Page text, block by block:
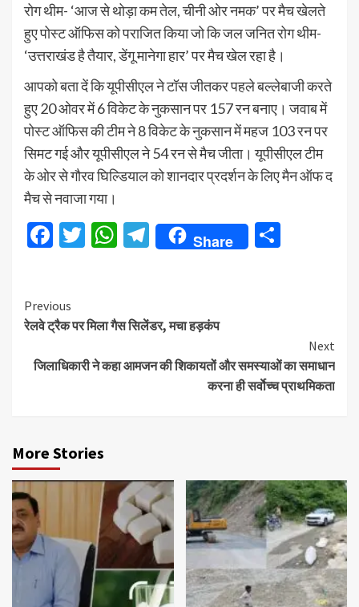
रोग थीम- ‘आज से थोड़ा कम तेल, चीनी ओर नमक’ पर मैच खेलते
हुए पोस्ट ऑफिस को पराजित किया जो कि जल जनित रोग थीम-
‘उत्तराखंड है तैयार, डेंगू मानेगा हार’ पर मैच खेल रहा है।
आपको बता दें कि यूपीसीएल ने टॉस जीतकर पहले बल्लेबाजी करते
हुए 20 ओवर में 6 विकेट के नुकसान पर 157 रन बनाए। जवाब में
पोस्ट ऑफिस की टीम ने 8 विकेट के नुकसान में महज 103 रन पर
सिमट गई और यूपीसीएल ने 54 रन से मैच जीता। यूपीसीएल टीम
के ओर से गौरव घिल्डियाल को शानदार प्रदर्शन के लिए मैन ऑफ द
मैच से नवाजा गया।
Facebook
TwitterWhatsApp
Telegram
Share
Continue
Reading
Previous
रेलवे ट्रैक पर मिला गैस सिलेंडर, मचा हड़कंप
Next
जिलाधिकारी ने कहा आमजन की शिकायतों और समस्याओं का समाधान
करना ही सर्वाेच्च प्राथमिकता
More Stories